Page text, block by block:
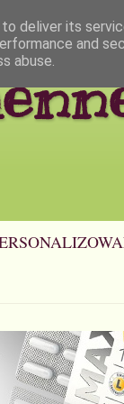
deliver its
and
abuse.